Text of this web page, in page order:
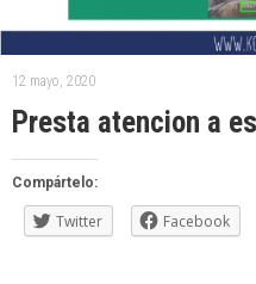
12 mayo, 2020
Presta atencion a
Compártelo:
Twitter Facebook